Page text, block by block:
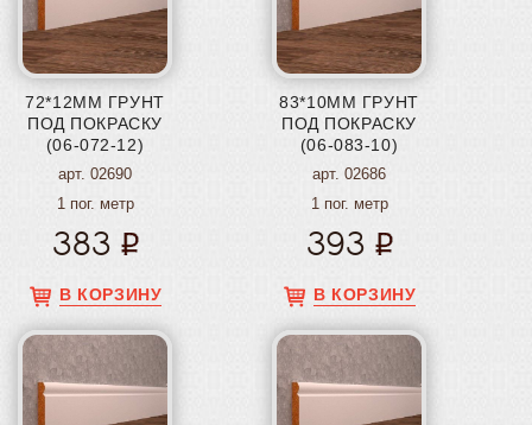
72*12ММ ГРУНТ
ПОД ПОКРАСКУ
(06-072-12)
арт. 02690
1 пог. метр
383
В КОРЗИНУ
83*10ММ ГРУНТ
ПОД ПОКРАСКУ
(06-083-10)
арт. 02686
1 пог. метр
393
В КОРЗИНУ